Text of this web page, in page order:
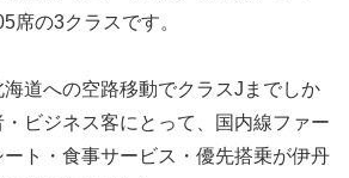
席の3クラスです。
道への空路移動でクラスJまでしか
ビジネス客にとって、国内線ファー
ト・食事サービス・優先搭乗が伊丹